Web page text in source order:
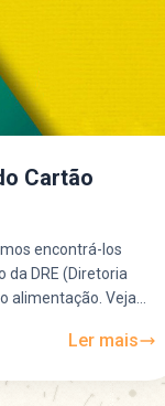
Cartão
encontrá-los
da DRE (Diretoria
alimentação. Veja
Ler mais